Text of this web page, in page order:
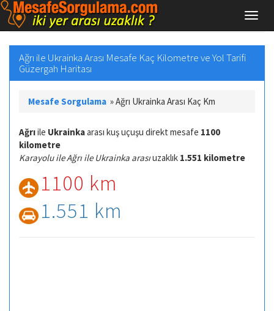
Ağrı ile Ukrainka Arası Mesafe Kaç Kilometre ve Yol Tarifi
Güzergah Haritası
Mesafe Sorgulama »Ağrı Ukrainka Arası Kaç Km
Ağrıile Ukrainkaarası kuş uçuşu direkt mesafe 1100
kilometre
Karayolu ile Ağrı ile Ukrainka arasıuzaklık 1.551 kilometre
1100 km
1.551 km